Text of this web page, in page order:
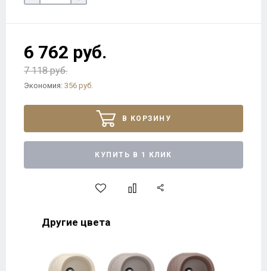
6 762 руб.
7 118 руб.
Экономия: 356 руб.
В КОРЗИНУ
КУПИТЬ В 1 КЛИК
Другие цвета